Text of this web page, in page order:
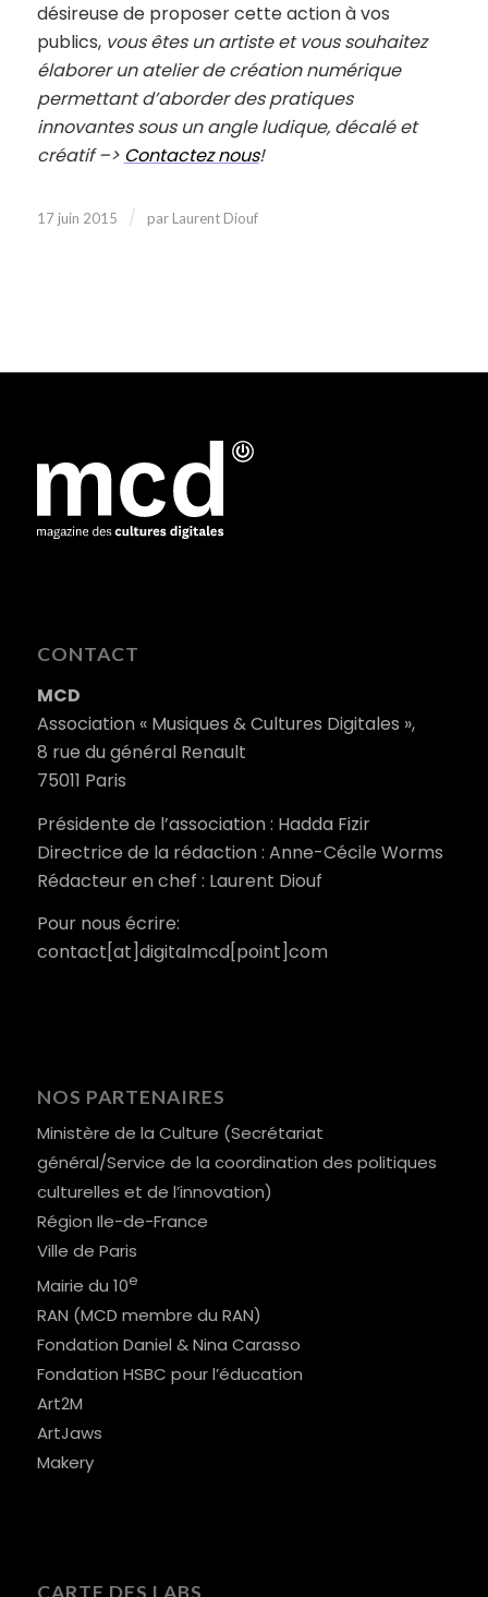
désireuse de proposer cette action à vos
publics, vous êtes un artiste et vous souhaitez
élaborer un atelier de création numérique
permettant d’aborder des pratiques
innovantes sous un angle ludique, décalé et
créatif –> Contactez nous!
17 juin 2015 / par Laurent Diouf
CONTACT
MCD
Association « Musiques & Cultures Digitales »,
8 rue du général Renault
75011 Paris
Présidente de l’association : Hadda Fizir
Directrice de la rédaction : Anne-Cécile Worms
Rédacteur en chef : Laurent Diouf
Pour nous écrire:
contact[at]digitalmcd[point]com
NOS PARTENAIRES
Ministère de la Culture (Secrétariat
général/Service de la coordination des politiques
culturelles et de l’innovation)
Région Ile-de-France
Ville de Paris
Mairie du 10e
RAN (MCD membre du RAN)
Fondation Daniel & Nina Carasso
Fondation HSBC pour l’éducation
Art2M
ArtJaws
Makery
CARTE DES LABS